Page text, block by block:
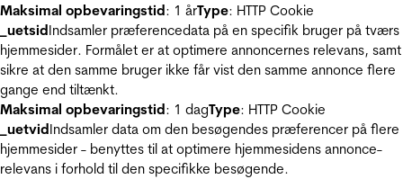
Maksimal opbevaringstid: 1 årType: HTTP Cookie
_uetsidIndsamler præferencedata på en specifik bruger på tværs
hjemmesider. Formålet er at optimere annoncernes relevans, samt
sikre at den samme bruger ikke får vist den samme annonce flere
gange end tiltænkt.
Maksimal opbevaringstid: 1 dagType: HTTP Cookie
_uetvidIndsamler data om den besøgendes præferencer på flere
hjemmesider - benyttes til at optimere hjemmesidens annonce-
relevans i forhold til den specifikke besøgende.